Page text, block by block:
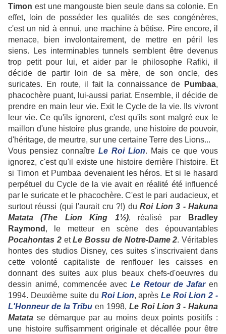
Timon est une mangouste bien seule dans sa colonie. En
effet, loin de posséder les qualités de ses congénères,
c'est un nid à ennui, une machine à bêtise. Pire encore, il
menace, bien involontairement, de mettre en péril les
siens. Les interminables tunnels semblent être devenus
trop petit pour lui, et aider par le philosophe Rafiki, il
décide de partir loin de sa mère, de son oncle, des
suricates. En route, il fait la connaissance de
Pumbaa,
phacochère puant, lui-aussi pariat. Ensemble, il décide de
prendre en main leur vie. Exit le Cycle de la vie. Ils vivront
leur vie. Ce qu'ils ignorent, c'est qu'ils sont malgré eux le
maillon d'une histoire plus grande, une histoire de pouvoir,
d'héritage, de meurtre, sur une certaine Terre des Lions...
Vous pensiez connaître Le Roi Lion. Mais ce que vous
ignorez, c'est qu'il existe une histoire derrière l'histoire. Et
si Timon et Pumbaa devenaient les héros. Et si le hasard
perpétuel du Cycle de la vie avait en réalité été influencé
par le suricate et le phacochère. C'est le pari audacieux, et
surtout réussi (qui l'aurait cru ?!) duRoi Lion 3 - Hakuna
Matata (The Lion King 1½), réalisé par
Bradley
Raymond , le metteur en scène des épouvantables
Pocahontas 2 etLe Bossu de Notre-Dame 2. Véritables
hontes des studios Disney, ces suites s'inscrivaient dans
cette volonté capitaliste de renflouer les caisses en
donnant des suites aux plus beaux chefs-d'oeuvres du
dessin animé, commencée avec Le Retour de Jafaren
1994. Deuxième suite du Roi Lion, aprèsLe Roi Lion 2 -
L'Honneur de la Tribuen 1998, Le Roi Lion 3 - Hakuna
Matata se démarque par au moins deux points positifs :
une histoire suffisamment originale et décallée pour être